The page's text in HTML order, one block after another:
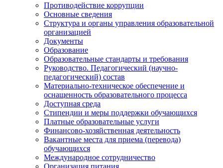
Противодействие коррупции
Основные сведения
Структура и органы управления образовательной
организацией
Документы
Образование
Образовательные стандарты и требования
Руководство. Педагогический (научно-
педагогический) состав
Материально-техническое обеспечение и
оснащенность образовательного процесса
Доступная среда
Стипендии и меры поддержки обучающихся
Платные образовательные услуги
Финансово-хозяйственная деятельность
Вакантные места для приема (перевода)
обучающихся
Международное сотрудничество
Организация питания